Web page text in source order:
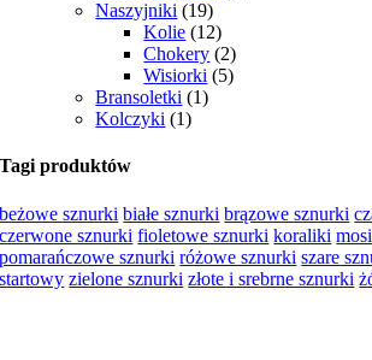
Naszyjniki (19)
Kolie (12)
Chokery (2)
Wisiorki (5)
Bransoletki (1)
Kolczyki (1)
Tagi produktów
beżowe sznurki białe sznurki brązowe sznurki
czerwone sznurki fioletowe sznurki koraliki
pomarańczowe sznurki różowe sznurki szare
startowy zielone sznurki złote i srebrne sznurki